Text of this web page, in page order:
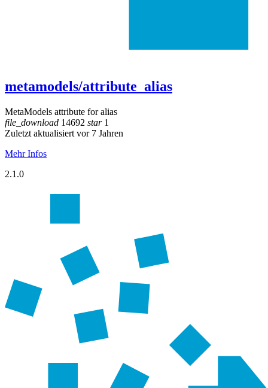
metamodels/attribute_alias
MetaModels attribute for alias
file_download 14692 star1
Zuletzt aktualisiert vor 7 Jahren
Mehr Infos
2.1.0